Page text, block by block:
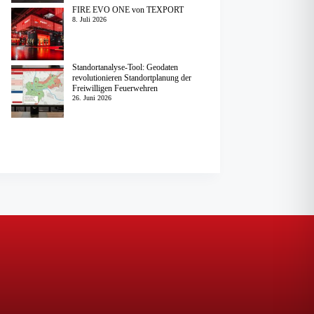
FIRE EVO ONE von TEXPORT
8. Juli 2026
Standortanalyse-Tool: Geodaten
revolutionieren Standortplanung der
Freiwilligen Feuerwehren
26. Juni 2026